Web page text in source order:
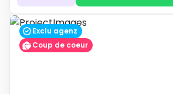
Exclu agenz
Coup de coeur